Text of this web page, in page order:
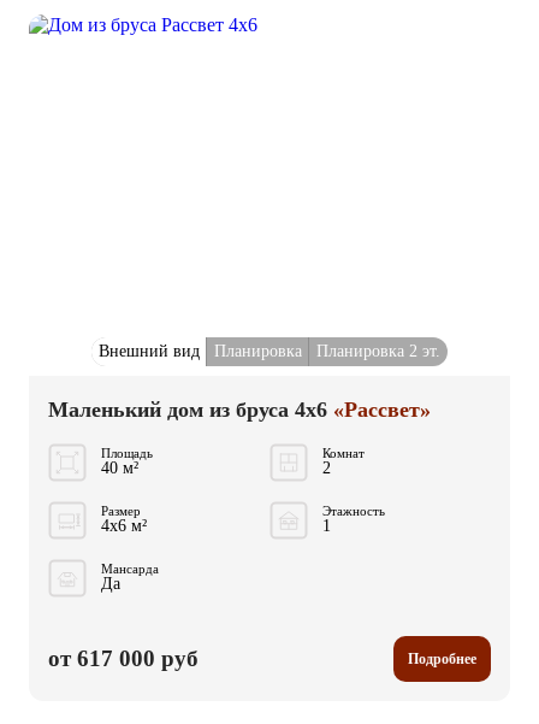
Внешний вид Планировка Планировка 2 эт.
Маленький дом из бруса 4x6 «Рассвет»
Площадь
40 м²
Комнат
2
Размер
4x6 м²
Этажность
1
Мансарда
Да
от 617 000 руб Подробнее